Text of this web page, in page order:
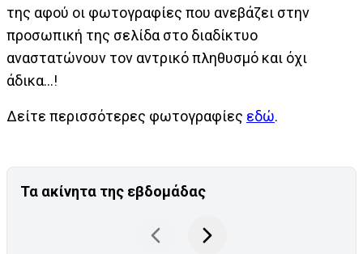
της αφού οι φωτογραφίες που ανεβάζει στην
προσωπική της σελίδα στο διαδίκτυο
αναστατώνουν τον αντρικό πληθυσμό και όχι
άδικα...!
Δείτε περισσότερες φωτογραφίες εδώ.
Τα ακίνητα της εβδομάδας